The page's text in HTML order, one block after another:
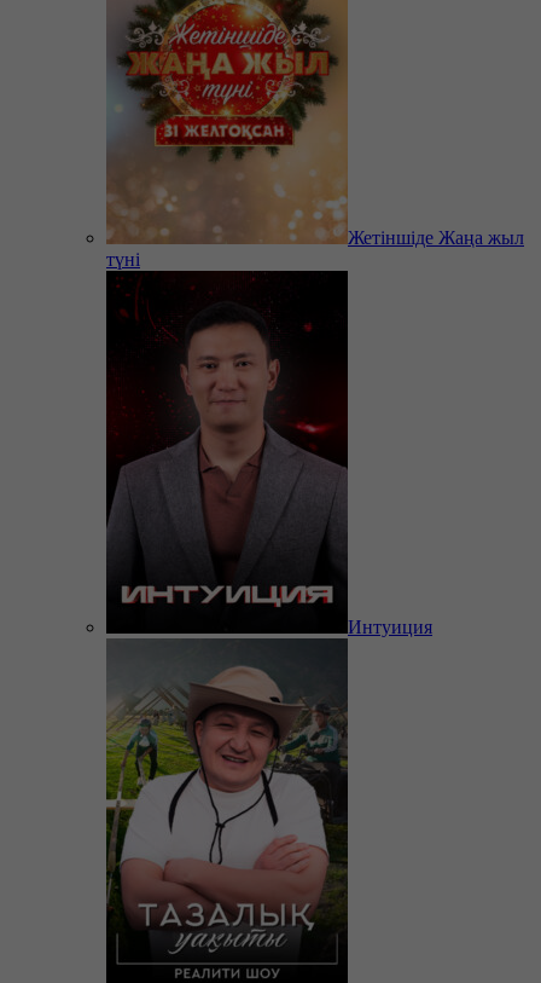
Жетіншіде Жаңа жыл
түні
Интуиция